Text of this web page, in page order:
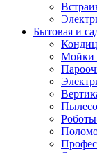
Бытовая и
Мойки